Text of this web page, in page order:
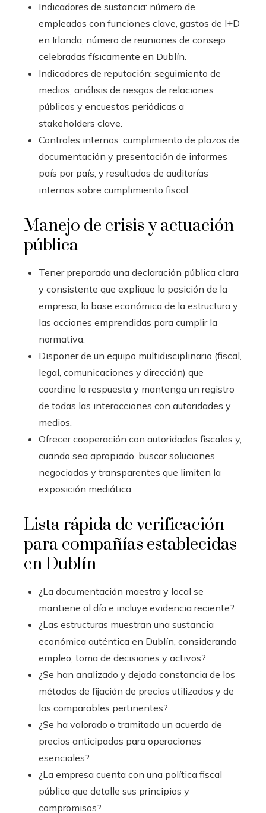
Indicadores de sustancia: número de
empleados con funciones clave, gastos de I+D
en Irlanda, número de reuniones de consejo
celebradas físicamente en Dublín.
Indicadores de reputación: seguimiento de
medios, análisis de riesgos de relaciones
públicas y encuestas periódicas a
stakeholders clave.
Controles internos: cumplimiento de plazos de
documentación y presentación de informes
país por país, y resultados de auditorías
internas sobre cumplimiento fiscal.
Manejo de crisis y actuación
pública
Tener preparada una declaración pública clara
y consistente que explique la posición de la
empresa, la base económica de la estructura y
las acciones emprendidas para cumplir la
normativa.
Disponer de un equipo multidisciplinario (fiscal,
legal, comunicaciones y dirección) que
coordine la respuesta y mantenga un registro
de todas las interacciones con autoridades y
medios.
Ofrecer cooperación con autoridades fiscales y,
cuando sea apropiado, buscar soluciones
negociadas y transparentes que limiten la
exposición mediática.
Lista rápida de verificación
para compañías establecidas
en Dublín
¿La documentación maestra y local se
mantiene al día e incluye evidencia reciente?
¿Las estructuras muestran una sustancia
económica auténtica en Dublín, considerando
empleo, toma de decisiones y activos?
¿Se han analizado y dejado constancia de los
métodos de fijación de precios utilizados y de
las comparables pertinentes?
¿Se ha valorado o tramitado un acuerdo de
precios anticipados para operaciones
esenciales?
¿La empresa cuenta con una política fiscal
pública que detalle sus principios y
compromisos?